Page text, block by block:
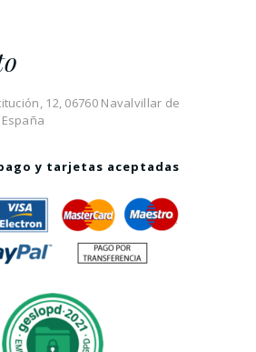
12, 06760 Navalvillar de
y tarjetas aceptadas